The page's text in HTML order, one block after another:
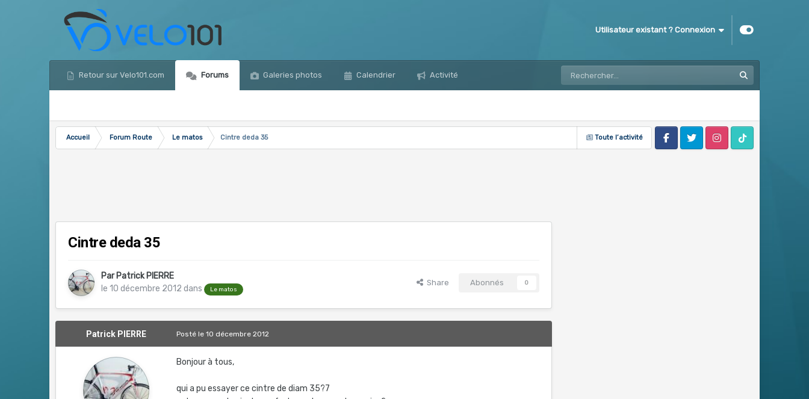
Utilisateur existant ? Connexion
Retour sur Velo101.com Forums Galeries photos Calendrier Activité
Toute l’activité
Accueil Forum Route Le matos
Cintre deda 35
FacebookTwitter InstagramTik Tok
Cintre deda 35
Par Patrick PIERRE
le 10 décembre 2012 dans Le matos
Share Abonnés 0
Patrick PIERRE Postéle 10 décembre 2012
Bonjour à tous,
qui a pu essayer ce cintre de diam 35?7